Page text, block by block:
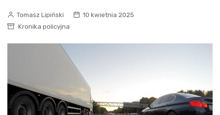
Tomasz Lipiński
10 kwietnia 2025
Kronika policyjna